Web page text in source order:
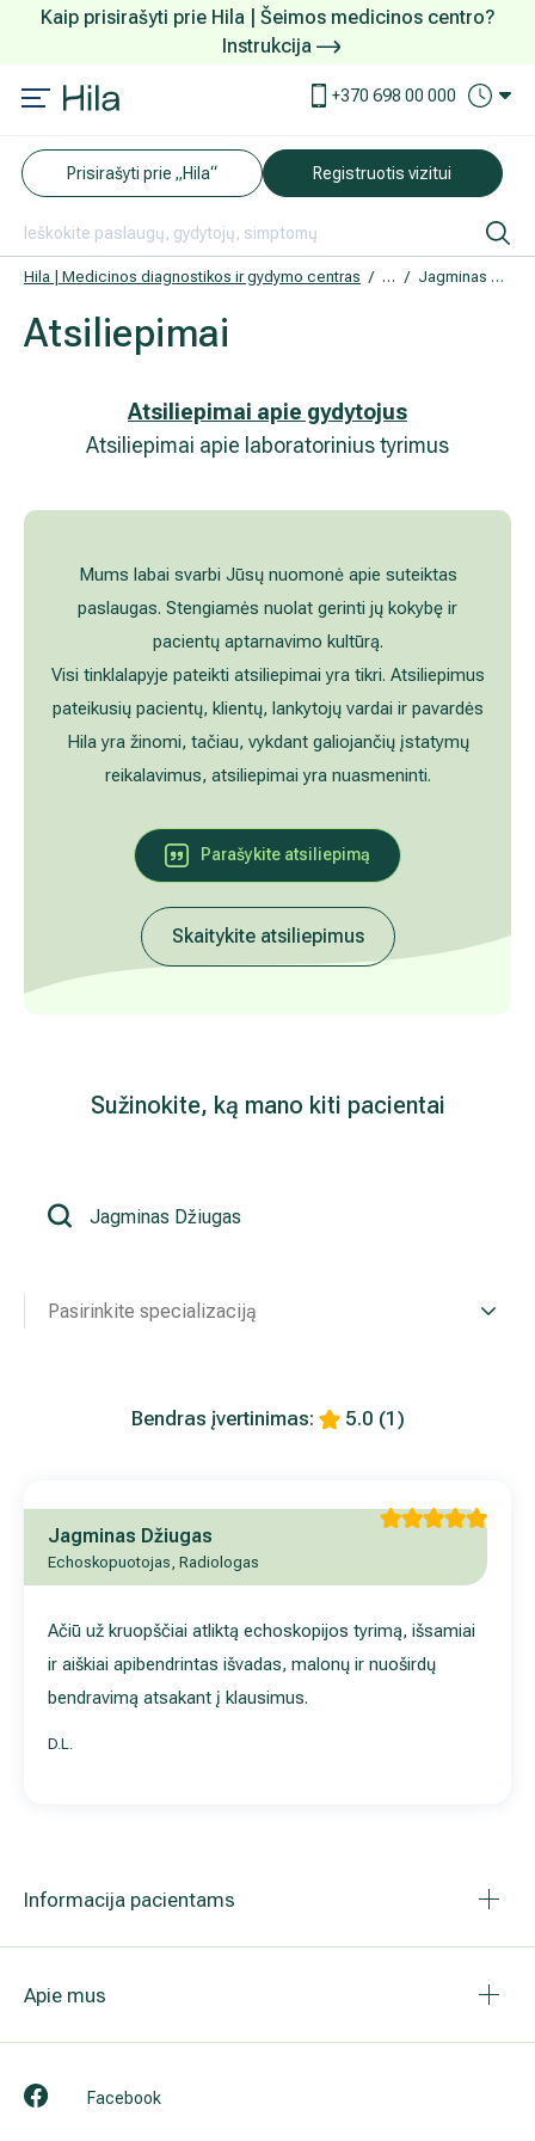
Kaip prisirašyti prie Hila | Šeimos medicinos centro?
Instrukcija
+370 698 00 000
Prisirašyti prie „Hila“ Registruotis vizitui
Hila | Medicinos diagnostikos ir gydymo centras Atsiliepimai
Jagminas Džiugas
Atsiliepimai
Atsiliepimai apie gydytojus
Atsiliepimai apie laboratorinius tyrimus
Mums labai svarbi Jūsų nuomonė apie suteiktas
paslaugas. Stengiamės nuolat gerinti jų kokybę ir
pacientų aptarnavimo kultūrą.
Visi tinklalapyje pateikti atsiliepimai yra tikri. Atsiliepimus
pateikusių pacientų, klientų, lankytojų vardai ir pavardės
Hila yra žinomi, tačiau, vykdant galiojančių įstatymų
reikalavimus, atsiliepimai yra nuasmeninti.
Parašykite atsiliepimą
Skaitykite atsiliepimus
Sužinokite, ką mano kiti pacientai
Pasirinkite specializaciją
Bendras įvertinimas: 5.0 (1)
Jagminas Džiugas
Echoskopuotojas, Radiologas
Ačiū už kruopščiai atliktą echoskopijos tyrimą, išsamiai
ir aiškiai apibendrintas išvadas, malonų ir nuoširdų
bendravimą atsakant į klausimus.
D.L.
Informacija pacientams
Apie mus
Facebook
Paslaugos ir kainos
AKCIJOS
Tyrimai
Neurologija
Sveikatos klubo narystė
Reabilitacija ir sporto medicina
Akušerija ginekologija
Urologija
Oftalmologija (akių gydymas)
Gastroenterologija (virškinimo ligos)
Abdominalinė (pilvo) ir bendroji chirurgija
Ausų, nosies, gerklės (LOR) ligų gydymas
Išsiplėtusių kojų venų gydymas
Hila gydytojai
Kaip užsiregistruoti
Kuo pasirūpinti prieš atvykstant
Apmokėjimas ir paslaugos
Apgyvendinimas ir maitinimas
Pacientams iš užsienio
Duomenų apsauga
Vidaus tvarkos taisyklės
Nemokamos patikrinimo programos
Tyrimai ir gydymo paskyrimas – 1 diena